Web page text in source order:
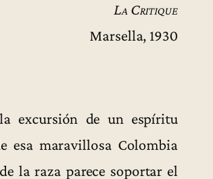
La Critique
Marsella, 1930
excursión de un espíritu
esa maravillosa Colombia
la raza parece soportar el